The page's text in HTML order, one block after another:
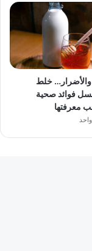
والأضرار… خلط
فوائد صحية
معرفتها